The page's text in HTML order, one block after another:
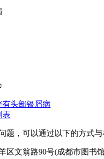
有头部银屑病
表
题，可以通过以下的方式
区文翁路90号(成都市图书